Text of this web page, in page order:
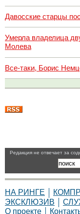
Давосские старцы
Умерла владелица
Молева
Все-таки, Борис
Pедакция не отвечает за
НА РИНГЕ
ЭКСКЛЮЗИВ
О проекте